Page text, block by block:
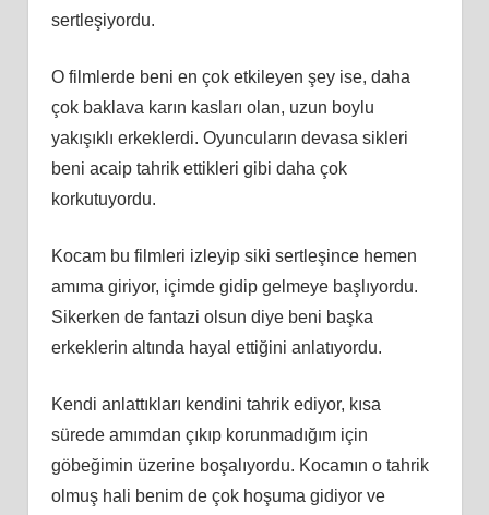
sertleşiyordu.
O filmlerde beni en çok etkileyen şey ise, daha
çok baklava karın kasları olan, uzun boylu
yakışıklı erkeklerdi. Oyuncuların devasa sikleri
beni acaip tahrik ettikleri gibi daha çok
korkutuyordu.
Kocam bu filmleri izleyip siki sertleşince hemen
amıma giriyor, içimde gidip gelmeye başlıyordu.
Sikerken de fantazi olsun diye beni başka
erkeklerin altında hayal ettiğini anlatıyordu.
Kendi anlattıkları kendini tahrik ediyor, kısa
sürede amımdan çıkıp korunmadığım için
göbeğimin üzerine boşalıyordu. Kocamın o tahrik
olmuş hali benim de çok hoşuma gidiyor ve